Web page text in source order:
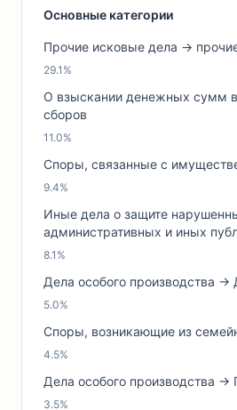
Основные категории
Прочие исковые дела →
29.1%
О взыскании денежных сумм в
сборов
11.0%
Споры, связанные с
9.4%
Иные дела о защите
административных и иных
8.1%
Дела особого производства
5.0%
Споры, возникающие из
4.5%
Дела особого производства →
3.5%